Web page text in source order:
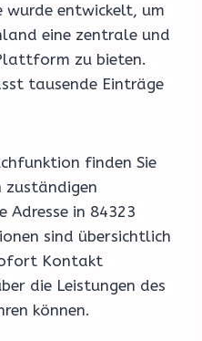
wurde entwickelt, um
eine zentrale und
zu bieten.
tausende Einträge
finden Sie
zuständigen
Adresse in 84323
sind übersichtlich
Kontakt
die Leistungen des
können.